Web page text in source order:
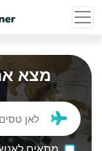
מצא